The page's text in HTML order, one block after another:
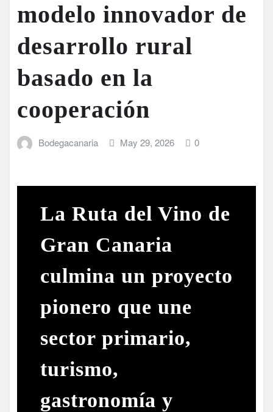
modelo innovador de
desarrollo rural
basado en la
cooperación
Bodegacanaria May 29, 2026 0
La Ruta del Vino de
Gran Canaria
culmina un proyecto
pionero que une
sector primario,
turismo,
gastronomía y